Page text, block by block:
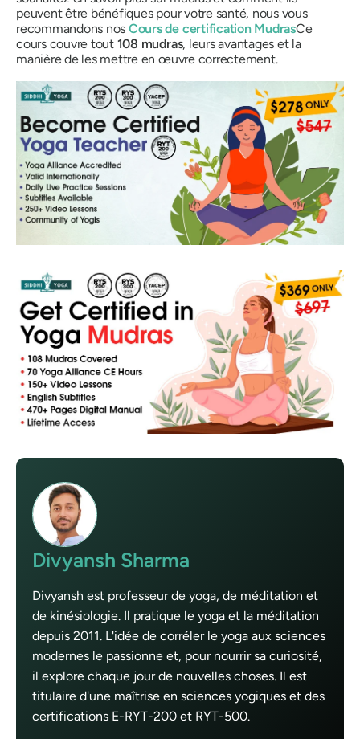
peuvent être bénéfiques pour votre santé, nous vous
recommandons nos Cours de certification MudrasCe
cours couvre tout 108 mudras, leurs avantages et la
manière de les mettre en œuvre correctement.
Divyansh Sharma
Divyansh est professeur de yoga, de méditation et
de kinésiologie. Il pratique le yoga et la méditation
depuis 2011. L'idée de corréler le yoga aux sciences
modernes le passionne et, pour nourrir sa curiosité,
il explore chaque jour de nouvelles choses. Il est
titulaire d'une maîtrise en sciences yogiques et des
certifications E-RYT-200 et RYT-500.